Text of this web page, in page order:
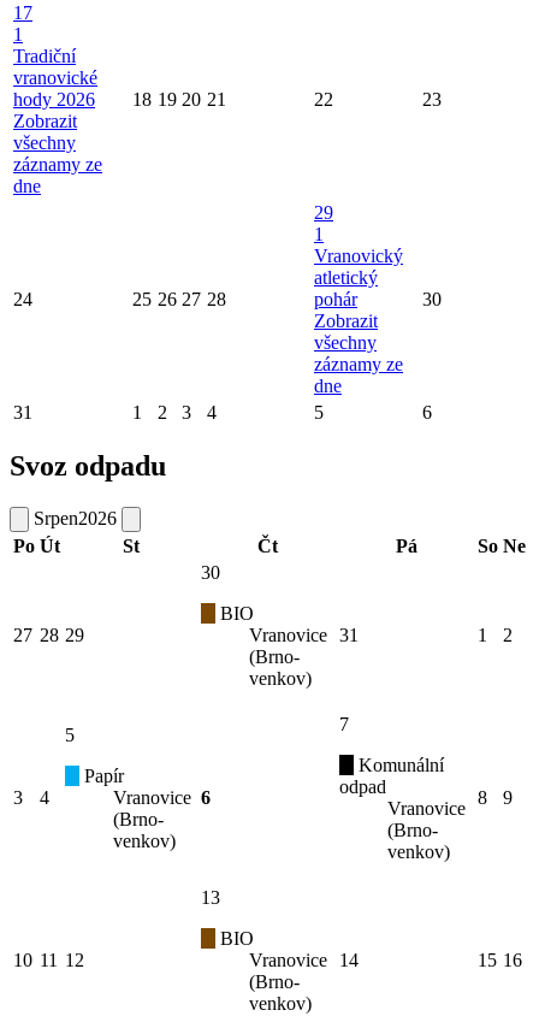
17
1
Tradiční
vranovické
hody 2026
Zobrazit
všechny
záznamy ze
dne
18 19 20 21 22 23
24 25 26 27 28
29
1
Vranovický
atletický
pohár
Zobrazit
všechny
záznamy ze
dne
30
31 1 2 3 4 5 6
Svoz odpadu
Srpen2026
Po Út St Čt Pá So Ne
27 28 29
30
BIO
Vranovice
(Brno-
venkov)
31 1 2
3 4
5
Papír
Vranovice
(Brno-
venkov)
6
7
Komunální
odpad
Vranovice
(Brno-
venkov)
8 9
10 11 12
13
BIO
Vranovice
(Brno-
venkov)
14 15 16